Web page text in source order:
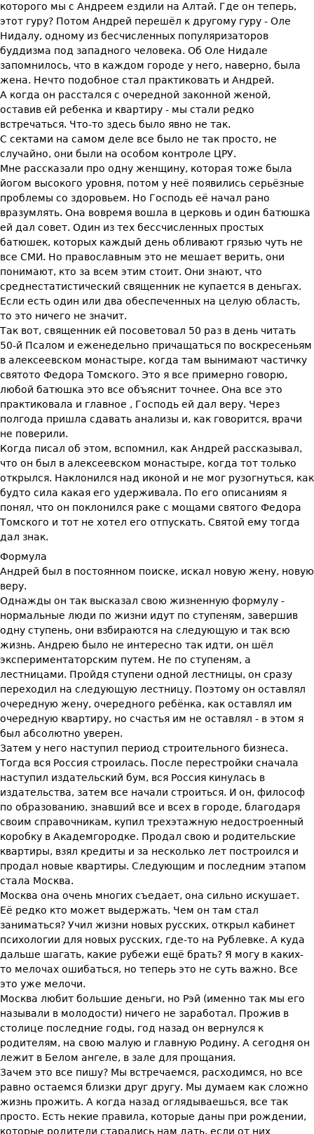
которого мы с Андреем ездили на Алтай. Где он теперь,
этот гуру? Потом Андрей перешёл к другому гуру - Оле
Нидалу, одному из бесчисленных популяризаторов
буддизма под западного человека. Об Оле Нидале
запомнилось, что в каждом городе у него, наверно, была
жена. Нечто подобное стал практиковать и Андрей.
А когда он расстался с очередной законной женой,
оставив ей ребенка и квартиру - мы стали редко
встречаться. Что-то здесь было явно не так.
С сектами на самом деле все было не так просто, не
случайно, они были на особом контроле ЦРУ.
Мне рассказали про одну женщину, которая тоже была
йогом высокого уровня, потом у неё появились серьёзные
проблемы со здоровьем. Но Господь её начал рано
вразумлять. Она вовремя вошла в церковь и один батюшка
ей дал совет. Один из тех бессчисленных простых
батюшек, которых каждый день обливают грязью чуть не
все СМИ. Но православным это не мешает верить, они
понимают, кто за всем этим стоит. Они знают, что
среднестатистический священник не купается в деньгах.
Если есть один или два обеспеченных на целую область,
то это ничего не значит.
Так вот, священник ей посоветовал 50 раз в день читать
50-й Псалом и еженедельно причащаться по воскресеньям
в алексеевском монастыре, когда там вынимают частичку
святото Федора Томского. Это я все примерно говорю,
любой батюшка это все объяснит точнее. Она все это
практиковала и главное , Господь ей дал веру. Через
полгода пришла сдавать анализы и, как говорится, врачи
не поверили.
Когда писал об этом, вспомнил, как Андрей рассказывал,
что он был в алексеевском монастыре, когда тот только
открылся. Наклонился над иконой и не мог рузогнуться, как
будто сила какая его удерживала. По его описаниям я
понял, что он поклонился раке с мощами святого Федора
Томского и тот не хотел его отпускать. Святой ему тогда
дал знак.
Формула
Андрей был в постоянном поиске, искал новую жену, новую
веру.
Однажды он так высказал свою жизненную формулу -
нормальные люди по жизни идут по ступеням, завершив
одну ступень, они взбираются на следующую и так всю
жизнь. Андрею было не интересно так идти, он шёл
экспериментаторским путем. Не по ступеням, а
лестницами. Пройдя ступени одной лестницы, он сразу
переходил на следующую лестницу. Поэтому он оставлял
очередную жену, очередного ребёнка, как оставлял им
очередную квартиру, но счастья им не оставлял - в этом я
был абсолютно уверен.
Затем у него наступил период строительного бизнеса.
Тогда вся Россия строилась. После перестройки сначала
наступил издательский бум, вся Россия кинулась в
издательства, затем все начали строиться. И он, философ
по образованию, знавший все и всех в городе, благодаря
своим справочникам, купил трехэтажную недостроенный
коробку в Академгородке. Продал свою и родительские
квартиры, взял кредиты и за несколько лет построился и
продал новые квартиры. Следующим и последним этапом
стала Москва.
Москва она очень многих съедает, она сильно искушает.
Её редко кто может выдержать. Чем он там стал
заниматься? Учил жизни новых русских, открыл кабинет
психологии для новых русских, где-то на Рублевке. А куда
дальше шагать, какие рубежи ещё брать? Я могу в каких-
то мелочах ошибаться, но теперь это не суть важно. Все
это уже мелочи.
Москва любит большие деньги, но Рэй (именно так мы его
называли в молодости) ничего не заработал. Прожив в
столице последние годы, год назад он вернулся к
родителям, на свою малую и главную Родину. А сегодня он
лежит в Белом ангеле, в зале для прощания.
Зачем это все пишу? Мы встречаемся, расходимся, но все
равно остаемся близки друг другу. Мы думаем как сложно
жизнь прожить. А когда назад оглядываешься, все так
просто. Есть некие правила, которые даны при рождении,
которые родители старались нам дать, если от них